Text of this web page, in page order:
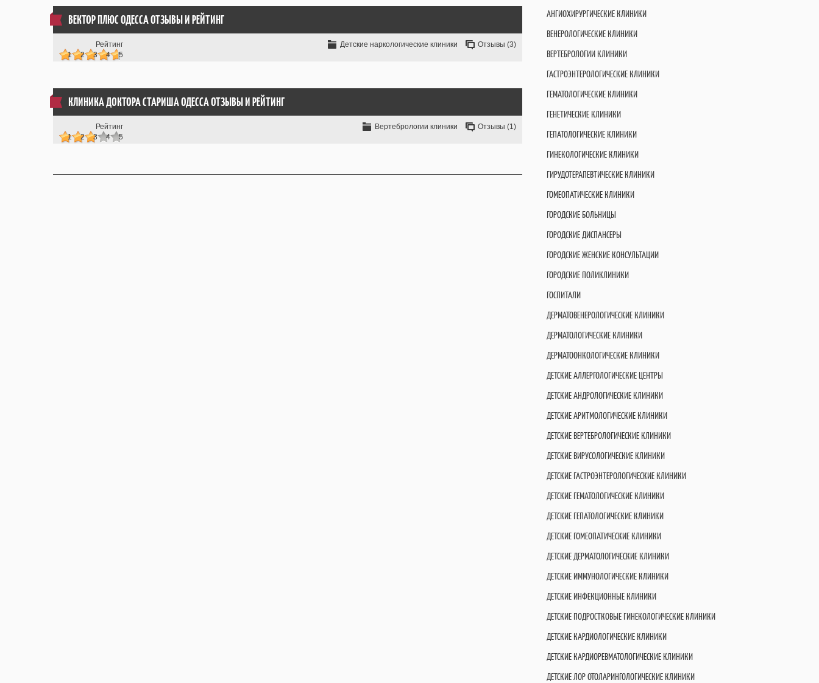
ВЕКТОР ПЛЮС ОДЕССА ОТЗЫВЫИ РЕЙТИНГ
Рейтинг
1
2 3 4 5
Детские наркологические клиники Отзывы (3)
КЛИНИКА ДОКТОРА СТАРИША ОДЕССА ОТЗЫВЫИ РЕЙТИНГ
Рейтинг
1
2 3 4 5
Вертебрологии клиники Отзывы (1)
АНГИОХИРУРГИЧЕСКИЕ КЛИНИКИ
ВЕНЕРОЛОГИЧЕСКИЕ КЛИНИКИ
ВЕРТЕБРОЛОГИИ КЛИНИКИ
ГАСТРОЭНТЕРОЛОГИЧЕСКИЕ КЛИНИКИ
ГЕМАТОЛОГИЧЕСКИЕ КЛИНИКИ
ГЕНЕТИЧЕСКИЕ КЛИНИКИ
ГЕПАТОЛОГИЧЕСКИЕ КЛИНИКИ
ГИНЕКОЛОГИЧЕСКИЕ КЛИНИКИ
ГИРУДОТЕРАПЕВТИЧЕСКИЕ КЛИНИКИ
ГОМЕОПАТИЧЕСКИЕ КЛИНИКИ
ГОРОДСКИЕ БОЛЬНИЦЫ
ГОРОДСКИЕ ДИСПАНСЕРЫ
ГОРОДСКИЕ ЖЕНСКИЕ КОНСУЛЬТАЦИИ
ГОРОДСКИЕ ПОЛИКЛИНИКИ
ГОСПИТАЛИ
ДЕРМАТОВЕНЕРОЛОГИЧЕСКИЕ КЛИНИКИ
ДЕРМАТОЛОГИЧЕСКИЕ КЛИНИКИ
ДЕРМАТООНКОЛОГИЧЕСКИЕ КЛИНИКИ
ДЕТСКИЕ АЛЛЕРГОЛОГИЧЕСКИЕ ЦЕНТРЫ
ДЕТСКИЕ АНДРОЛОГИЧЕСКИЕ КЛИНИКИ
ДЕТСКИЕ АРИТМОЛОГИЧЕСКИЕ КЛИНИКИ
ДЕТСКИЕ ВЕРТЕБРОЛОГИЧЕСКИЕ КЛИНИКИ
ДЕТСКИЕ ВИРУСОЛОГИЧЕСКИЕ КЛИНИКИ
ДЕТСКИЕ ГАСТРОЭНТЕРОЛОГИЧЕСКИЕ КЛИНИКИ
ДЕТСКИЕ ГЕМАТОЛОГИЧЕСКИЕ КЛИНИКИ
ДЕТСКИЕ ГЕПАТОЛОГИЧЕСКИЕ КЛИНИКИ
ДЕТСКИЕ ГОМЕОПАТИЧЕСКИЕ КЛИНИКИ
ДЕТСКИЕ ДЕРМАТОЛОГИЧЕСКИЕ КЛИНИКИ
ДЕТСКИЕ ИММУНОЛОГИЧЕСКИЕ КЛИНИКИ
ДЕТСКИЕ ИНФЕКЦИОННЫЕ КЛИНИКИ
ДЕТСКИЕ ПОДРОСТКОВЫЕ ГИНЕКОЛОГИЧЕСКИЕ КЛИНИКИ
ДЕТСКИЕ КАРДИОЛОГИЧЕСКИЕ КЛИНИКИ
ДЕТСКИЕ КАРДИОРЕВМАТОЛОГИЧЕСКИЕ КЛИНИКИ
ДЕТСКИЕ ЛОР ОТОЛАРИНГОЛОГИЧЕСКИЕ КЛИНИКИ